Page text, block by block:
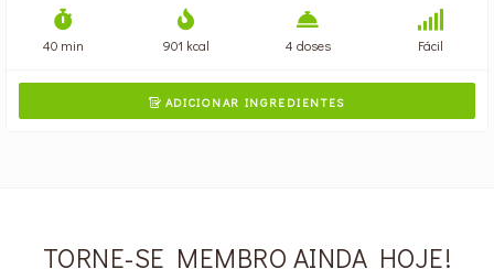
40 min 901 kcal 4 doses Fácil
ADICIONAR INGREDIENTES
TORNE-SE MEMBRO AINDA HOJE!